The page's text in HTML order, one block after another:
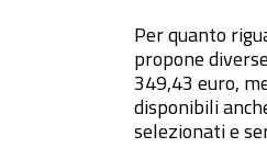
Per quanto
propone
349,43 euro,
disponibili
selezionati e